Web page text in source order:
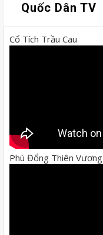
Quốc Dân TV
Cổ Tích Trầu Cau
Phù Đổng Thiên Vương